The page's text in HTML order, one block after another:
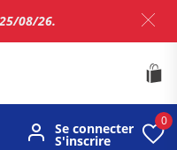
08/26.
Se connecter
S'inscrire
0